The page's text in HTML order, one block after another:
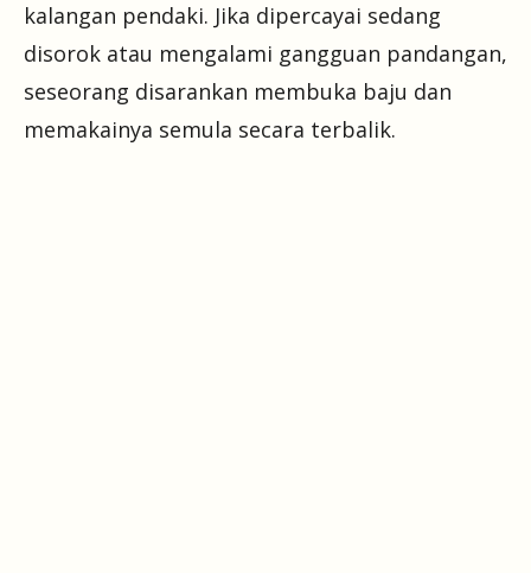
kalangan pendaki. Jika dipercayai sedang
disorok atau mengalami gangguan pandangan,
seseorang disarankan membuka baju dan
memakainya semula secara terbalik.